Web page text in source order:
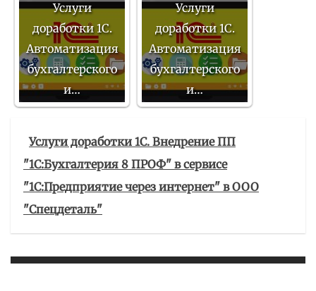
Услуги
доработки 1С.
Автоматизация
бухгалтерского
и…
Услуги
доработки 1С.
Автоматизация
бухгалтерского
и…
Услуги доработки 1С. Внедрение ПП
"1C:Бухгалтерия 8 ПРОФ" в сервисе
"1С:Предприятие через интернет" в ООО
"Спецдеталь"